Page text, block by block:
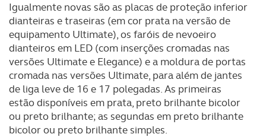
Igualmente novas são as placas de proteção inferior
dianteiras e traseiras (em cor prata na versão de
equipamento Ultimate), os faróis de nevoeiro
dianteiros em LED (com inserções cromadas nas
versões Ultimate e Elegance) e a moldura de portas
cromada nas versões Ultimate, para além de jantes
de liga leve de 16 e 17 polegadas. As primeiras
estão disponíveis em prata, preto brilhante bicolor
ou preto brilhante; as segundas em preto brilhante
bicolor ou preto brilhante simples.